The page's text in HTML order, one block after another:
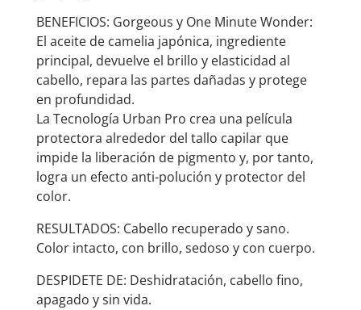
BENEFICIOS: Gorgeous y One Minute Wonder:
El aceite de camelia japónica, ingrediente
principal, devuelve el brillo y elasticidad al
cabello, repara las partes dañadas y protege
en profundidad.
La Tecnología Urban Pro crea una película
protectora alrededor del tallo capilar que
impide la liberación de pigmento y, por tanto,
logra un efecto anti-polución y protector del
color.
RESULTADOS: Cabello recuperado y sano.
Color intacto, con brillo, sedoso y con cuerpo.
DESPIDETE DE: Deshidratación, cabello fino,
apagado y sin vida.